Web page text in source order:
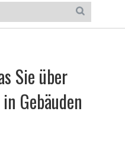
Sie über
Gebäuden